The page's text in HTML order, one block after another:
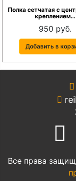
Полка сетчатая с
креплением…
950 руб.
Добавить в
Все права